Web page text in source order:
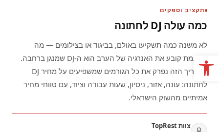
תקציב וספקים
כמה עולה DJ לחתונה
לא משנה כמה תשקיעו באולם, בביגוד או בצילומים — מה
שבאמת קובע את האנרגיה של הערב הוא ה-DJ שמנגן ברחבה.
במדריך הזה נפרק את כל הגורמים שמשפיעים על מחיר DJ
לחתונה: עונה, אזור, ניסיון, שעות עבודה וציוד, עם טווחי מחיר
אמיתיים מהשוק הישראלי.
צוות TopRest
פתח סרגל נגישות